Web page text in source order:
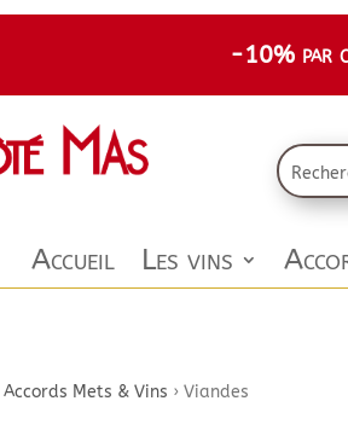
-10% par
Accueil Les vins
Accords Mets & Vins › Viandes